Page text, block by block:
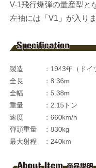
V-1飛行爆弾の量産型と
左袖には「V1」が入りま
製造 ：1943年（ドイツ
全長 ：8.36m
全幅 ：5.38m
重量 ：2.15トン
速度 ：660km/h
弾頭重量 ：830kg
最大射程 ：240km